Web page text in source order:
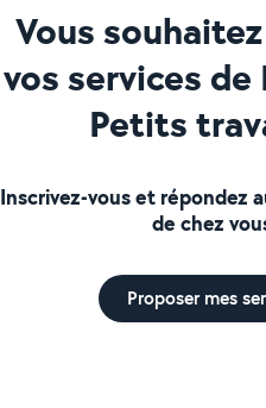
Vous
vos services de
Petits
Inscrivez-vous et répondez
de chez
Proposer mes